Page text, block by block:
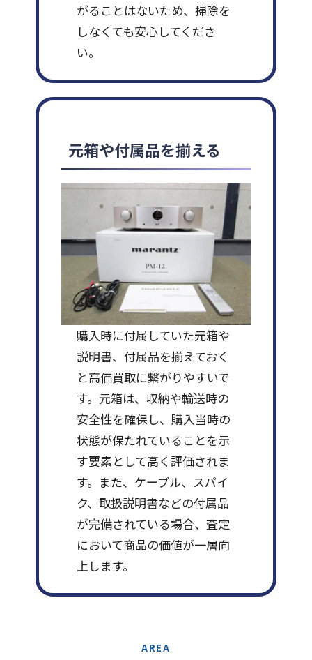
がることはないため、掃除を
しなくても安心してくださ
い。
元箱や付属品を揃える
購入時に付属していた元箱や
説明書、付属品を揃えておく
と高価買取に繋がりやすいで
す。元箱は、収納や輸送時の
安全性を確保し、購入当時の
状態が保たれていることを示
す要素として高く評価されま
す。また、ケーブル、スパイ
ク、取扱説明書などの付属品
が完備されている場合、査定
において商品の価値が一層向
上します。
AREA